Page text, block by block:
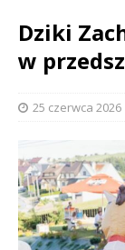
Dziki
w
25 czerwca 2026